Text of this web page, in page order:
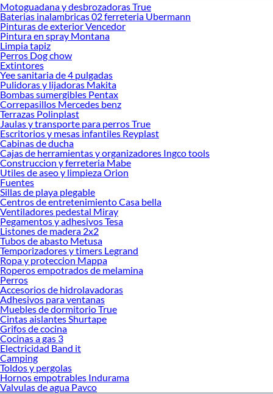
Motoguadana y desbrozadoras True
Baterias inalambricas 02 ferreteria Ubermann
Pinturas de exterior Vencedor
Pintura en spray Montana
Limpia tapiz
Perros Dog chow
Extintores
Yee sanitaria de 4 pulgadas
Pulidoras y lijadoras Makita
Bombas sumergibles Pentax
Correpasillos Mercedes benz
Terrazas Polinplast
Jaulas y transporte para perros True
Escritorios y mesas infantiles Reyplast
Cabinas de ducha
Cajas de herramientas y organizadores Ingco tools
Construccion y ferreteria Mabe
Utiles de aseo y limpieza Orion
Fuentes
Sillas de playa plegable
Centros de entretenimiento Casa bella
Ventiladores pedestal Miray
Pegamentos y adhesivos Tesa
Listones de madera 2x2
Tubos de abasto Metusa
Temporizadores y timers Legrand
Ropa y proteccion Mappa
Roperos empotrados de melamina
Perros
Accesorios de hidrolavadoras
Adhesivos para ventanas
Muebles de dormitorio True
Cintas aislantes Shurtape
Grifos de cocina
Cocinas a gas 3
Electricidad Band it
Camping
Toldos y pergolas
Hornos empotrables Indurama
Valvulas de agua Pavco